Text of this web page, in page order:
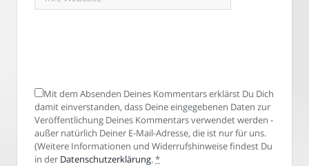
Mit dem Absenden Deines Kommentars erklärst Du Dich
damit einverstanden, dass Deine eingegebenen Daten zur
Veröffentlichung Deines Kommentars verwendet werden -
außer natürlich Deiner E-Mail-Adresse, die ist nur für uns.
(Weitere Informationen und Widerrufshinweise findest Du
in der Datenschutzerklärung.*